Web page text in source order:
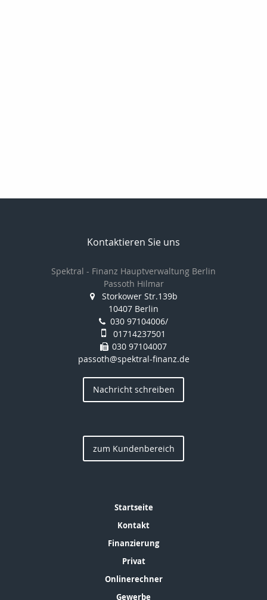
Kontaktieren Sie uns
Spektral - Finanz Hauptverwaltung Berlin
Passoth Hilmar
Storkower Str.139b
10407 Berlin
030 97104006/
01714237501
030 97104007
passoth@spektral-finanz.de
Nachricht schreiben
zum Kundenbereich
Startseite
Kontakt
Finanzierung
Privat
Onlinerechner
Gewerbe